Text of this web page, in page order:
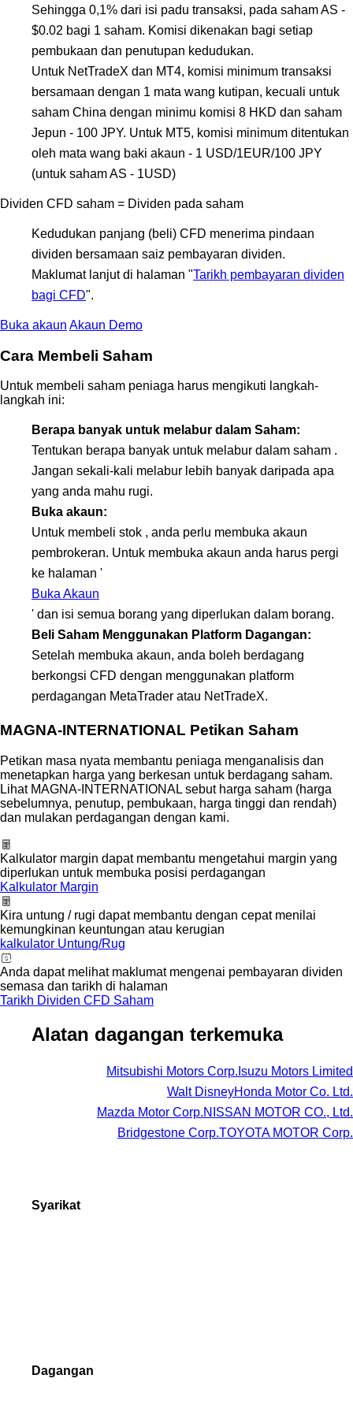
Sehingga 0,1% dari isi padu transaksi, pada saham AS -
$0.02 bagi 1 saham. Komisi dikenakan bagi setiap
pembukaan dan penutupan kedudukan.
Untuk NetTradeX dan MT4, komisi minimum transaksi
bersamaan dengan 1 mata wang kutipan, kecuali untuk
saham China dengan minimu komisi 8 HKD dan saham
Jepun - 100 JPY. Untuk MT5, komisi minimum ditentukan
oleh mata wang baki akaun - 1 USD/1EUR/100 JPY
(untuk saham AS - 1USD)
Dividen CFD saham = Dividen pada saham
Kedudukan panjang (beli) CFD menerima pindaan
dividen bersamaan saiz pembayaran dividen.
Maklumat lanjut di halaman "Tarikh pembayaran dividen
bagi CFD".
Buka akaun Akaun Demo
Cara Membeli Saham
Untuk membeli saham peniaga harus mengikuti langkah-
langkah ini:
Berapa banyak untuk melabur dalam Saham:
Tentukan berapa banyak untuk melabur dalam saham .
Jangan sekali-kali melabur lebih banyak daripada apa
yang anda mahu rugi.
Buka akaun:
Untuk membeli stok , anda perlu membuka akaun
pembrokeran. Untuk membuka akaun anda harus pergi
ke halaman '
Buka Akaun
' dan isi semua borang yang diperlukan dalam borang.
Beli Saham Menggunakan Platform Dagangan:
Setelah membuka akaun, anda boleh berdagang
berkongsi CFD dengan menggunakan platform
perdagangan MetaTrader atau NetTradeX.
MAGNA-INTERNATIONAL Petikan Saham
Petikan masa nyata membantu peniaga menganalisis dan
menetapkan harga yang berkesan untuk berdagang saham.
Lihat MAGNA-INTERNATIONAL sebut harga saham (harga
sebelumnya, penutup, pembukaan, harga tinggi dan rendah)
dan mulakan perdagangan dengan kami.
Kalkulator margin dapat membantu mengetahui margin yang
diperlukan untuk membuka posisi perdagangan
Kalkulator Margin
Kira untung / rugi dapat membantu dengan cepat menilai
kemungkinan keuntungan atau kerugian
kalkulator Untung/Rug
Anda dapat melihat maklumat mengenai pembayaran dividen
semasa dan tarikh di halaman
Tarikh Dividen CFD Saham
Alatan dagangan terkemuka
Isuzu Motors Limited
Mitsubishi Motors Corp.
Honda Motor Co. Ltd.
Walt Disney
NISSAN MOTOR CO., Ltd.
Mazda Motor Corp.
TOYOTA MOTOR Corp.
Bridgestone Corp.
Syarikat
Dagangan